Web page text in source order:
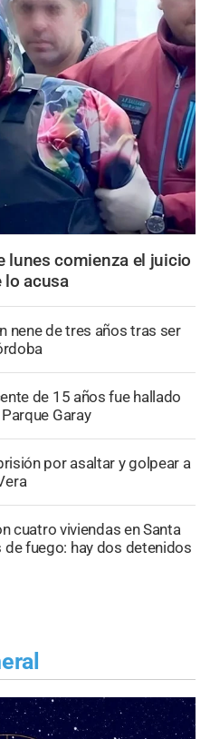
lunes comienza el juicio
lo acusa
nene de tres años tras ser
de 15 años fue hallado
Garay
por asaltar y golpear a
cuatro viviendas en Santa
fuego: hay dos detenidos